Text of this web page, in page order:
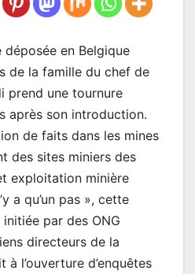
déposée en Belgique
de la famille du chef de
prend une tournure
après son introduction.
de faits dans les mines
des sites miniers des
exploitation minière
a qu’un pas », cette
par des ONG
directeurs de la
à l’ouverture d’enquêtes